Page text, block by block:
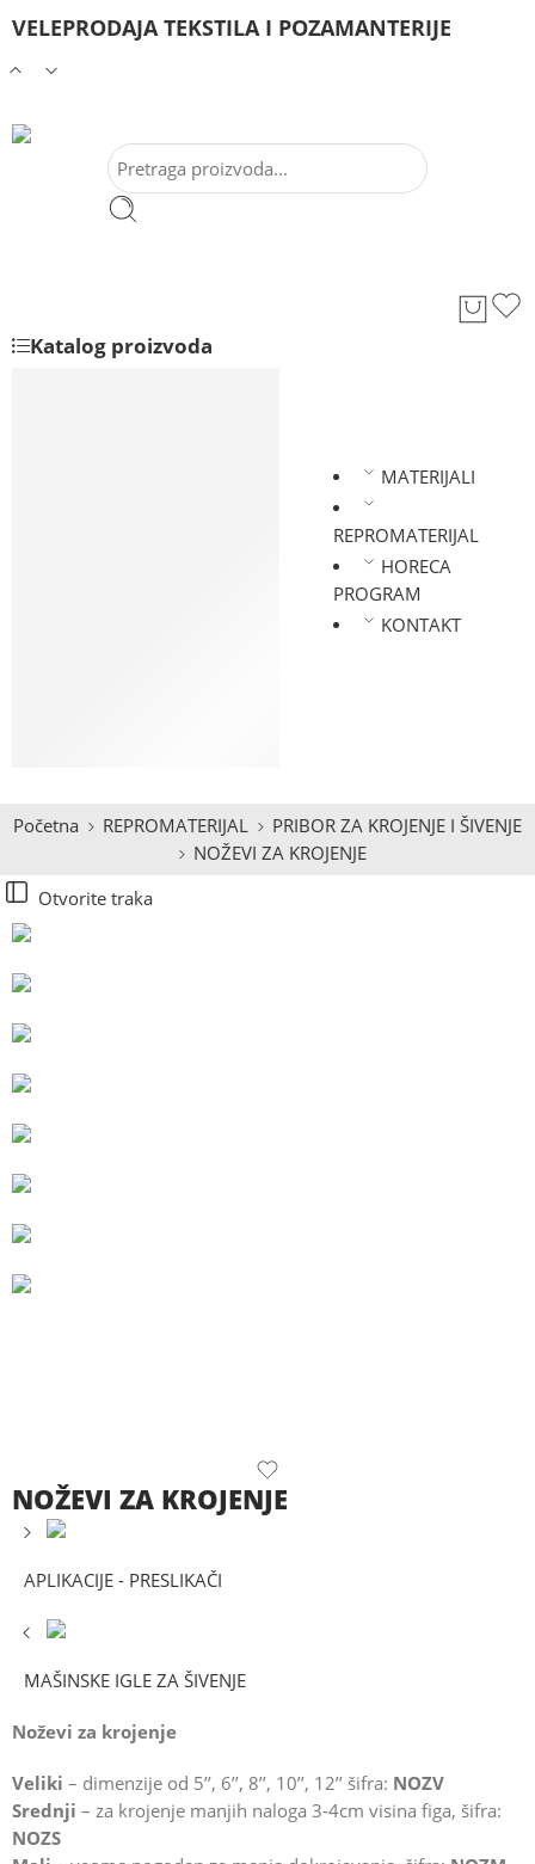
VELEPRODAJA TEKSTILA I POZAMANTERIJE
Katalog proizvoda
MATERIJALI
REPROMATERIJAL
HORECA
PROGRAM
KONTAKT
Početna REPROMATERIJAL
PRIBOR ZA KROJENJE I ŠIVENJE
NOŽEVI ZA KROJENJE
Otvorite traka
NOŽEVI ZA KROJENJE
APLIKACIJE - PRESLIKAČI
MAŠINSKE IGLE ZA ŠIVENJE
Noževi za krojenje
Veliki – dimenzije od 5’’, 6’’, 8’’, 10’’, 12’’ šifra: NOZV
Srednji – za krojenje manjih naloga 3-4cm visina figa, šifra:
NOZS